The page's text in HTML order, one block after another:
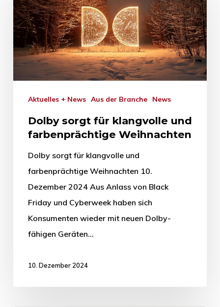
Aktuelles + News Aus der Branche News
Dolby sorgt für klangvolle und
farbenprächtige Weihnachten
Dolby sorgt für klangvolle und
farbenprächtige Weihnachten 10.
Dezember 2024 Aus Anlass von Black
Friday und Cyberweek haben sich
Konsumenten wieder mit neuen Dolby-
fähigen Geräten…
10. Dezember 2024